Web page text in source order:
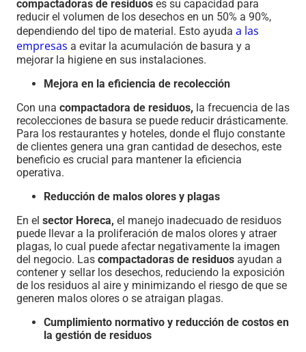
compactadoras de residuos es su capacidad para
reducir el volumen de los desechos en un 50% a 90%,
dependiendo del tipo de material. Esto ayuda a las
empresas a evitar la acumulación de basura y a
mejorar la higiene en sus instalaciones.
Mejora en la eficiencia de recolección
Con una compactadora de residuos, la frecuencia de las
recolecciones de basura se puede reducir drásticamente.
Para los restaurantes y hoteles, donde el flujo constante
de clientes genera una gran cantidad de desechos, este
beneficio es crucial para mantener la eficiencia
operativa.
Reducción de malos olores y plagas
En el sector Horeca, el manejo inadecuado de residuos
puede llevar a la proliferación de malos olores y atraer
plagas, lo cual puede afectar negativamente la imagen
del negocio. Las compactadoras de residuos ayudan a
contener y sellar los desechos, reduciendo la exposición
de los residuos al aire y minimizando el riesgo de que se
generen malos olores o se atraigan plagas.
Cumplimiento normativo y reducción de costos en
la gestión de residuos